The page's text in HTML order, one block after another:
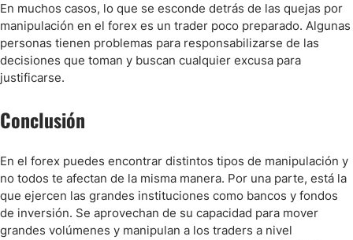
En muchos casos, lo que se esconde detrás de las quejas por
manipulación en el forex es un trader poco preparado. Algunas
personas tienen problemas para responsabilizarse de las
decisiones que toman y buscan cualquier excusa para
justificarse.
Conclusión
En el forex puedes encontrar distintos tipos de manipulación y
no todos te afectan de la misma manera. Por una parte, está la
que ejercen las grandes instituciones como bancos y fondos
de inversión. Se aprovechan de su capacidad para mover
grandes volúmenes y manipulan a los traders a nivel